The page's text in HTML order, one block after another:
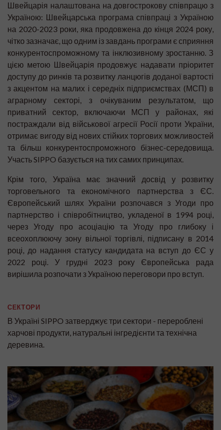
Швейцарія налаштована на довгострокову співпрацю з
Україною: Швейцарська програма співпраці з Україною
на 2020-2023 роки, яка продовжена до кінця 2024 року,
чітко зазначає, що одним із завдань програми є сприяння
конкурентоспроможному та інклюзивному зростанню. З
цією метою Швейцарія продовжує надавати пріоритет
доступу до ринків та розвитку ланцюгів доданої вартості
з акцентом на малих і середніх підприємствах (МСП) в
аграрному секторі, з очікуваним результатом, що
приватний сектор, включаючи МСП у районах, які
постраждали від військової агресії Росії проти України,
отримає вигоду від нових стійких торгових можливостей
та більш конкурентоспроможного бізнес-середовища.
Участь SIPPO базується на тих самих принципах.
Крім того, Україна має значний досвід у розвитку
торговельного та економічного партнерства з ЄС.
Європейський шлях України розпочався з Угоди про
партнерство і співробітництво, укладеної в 1994 році,
через Угоду про асоціацію та Угоду про глибоку і
всеохоплюючу зону вільної торгівлі, підписану в 2014
році, до надання статусу кандидата на вступ до ЄС у
2022 році. У грудні 2023 року Європейська рада
вирішила розпочати з Україною переговори про вступ.
СЕКТОРИ
В Україні SIPPO затверджує три сектори - перероблені
харчові продукти, натуральні інгредієнти та технічна
деревина.